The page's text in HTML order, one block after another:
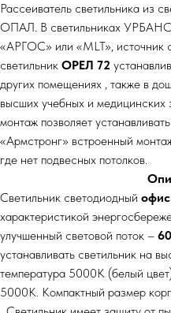
Рассеиватель светильника из
ОПАЛ. В светильниках
«АРГОС» или «MLT», источник
светильник ОРЕЛ 72
других помещениях , также в
высших учебных и медицинских
монтаж позволяет
«Армстронг» встроенный
где нет подвесных потолков.
Светильник светодиодный
характеристикой
улучшенный световой поток –
устанавливать светильник на
температура 5000К (белый
5000К. Компактный размер